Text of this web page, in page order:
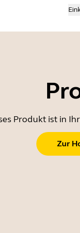
Produkt ist in
Zur